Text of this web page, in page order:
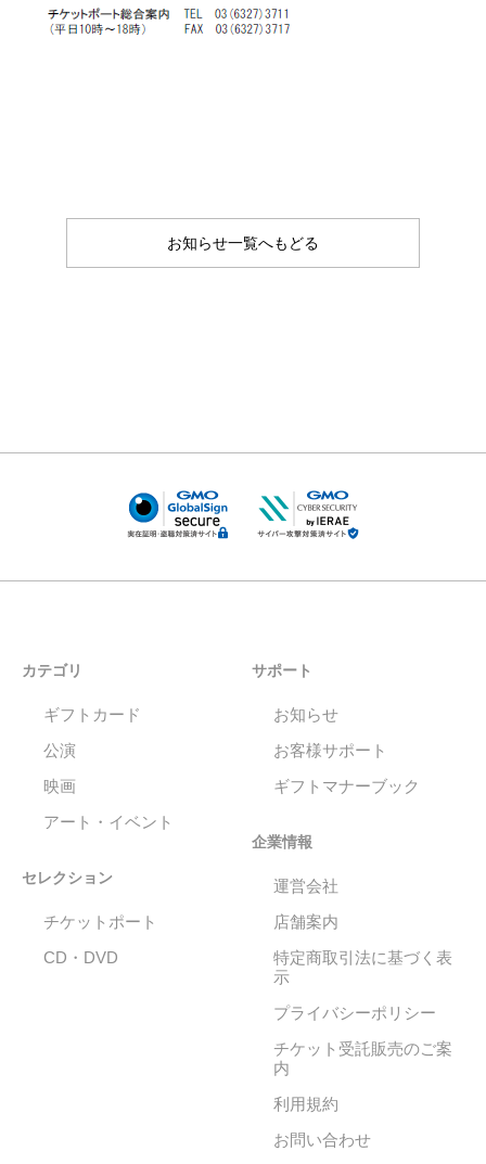
お知らせ一覧へもどる
カテゴリ
ギフトカード
公演
映画
アート・イベント
セレクション
チケットポート
CD・DVD
サポート
お知らせ
お客様サポート
ギフトマナーブック
企業情報
運営会社
店舗案内
特定商取引法に基づく表
示
プライバシーポリシー
チケット受託販売のご案
内
利用規約
お問い合わせ